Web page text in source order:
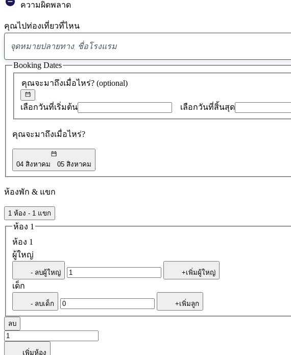
ความผิดพลาด
คุณไปท่องเที่ยวที่ไหน
คุณจะมาถึงเมื่อไหร่? (optional)
เลือกวันที่เริ่มต้น เลือกวันที่สิ้นสุด
คุณจะมาถึงเมื่อไหร่?
04 สิงหาคม 05 สิงหาคม
Booking Dates
ห้องพัก & แขก
1 ห้อง - 1 แขก
ห้อง 1
ห้อง 1
ผู้ใหญ่
- ลบผู้ใหญ่ +เพิ่มผู้ใหญ่
เด็ก
- ลบเด็ก +เพิ่มลูก
ลบ
เพิ่มห้อง